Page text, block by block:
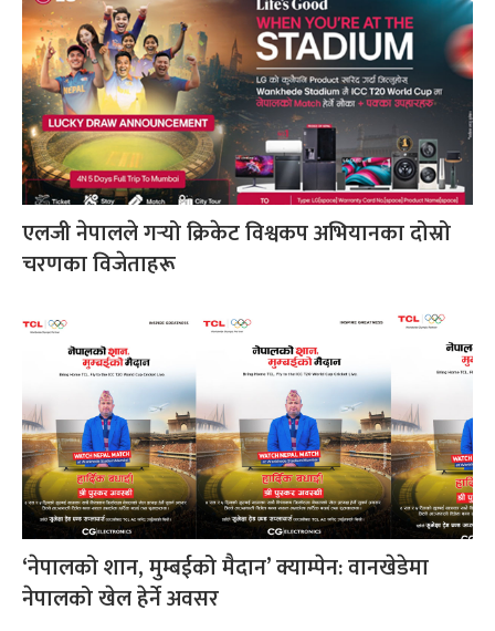
एलजी नेपालले गर्‍यो क्रिकेट विश्वकप अभियानका दोस्रो
चरणका विजेताहरू
‘नेपालको शान, मुम्बईको मैदान’ क्याम्पेन: वानखेडेमा
नेपालको खेल हेर्ने अवसर